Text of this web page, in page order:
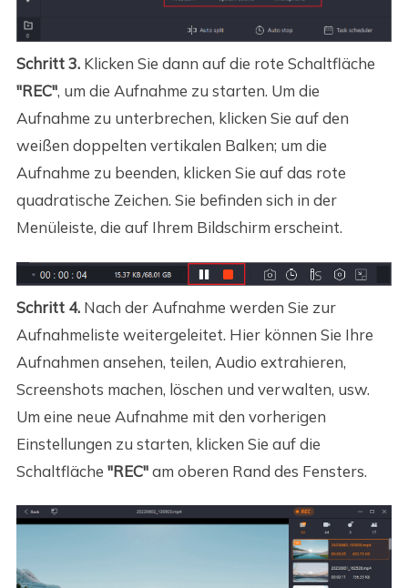
Schritt 3.Klicken Sie dann auf die rote Schaltfläche
"REC", um die Aufnahme zu starten. Um die
Aufnahme zu unterbrechen, klicken Sie auf den
weißen doppelten vertikalen Balken; um die
Aufnahme zu beenden, klicken Sie auf das rote
quadratische Zeichen. Sie befinden sich in der
Menüleiste, die auf Ihrem Bildschirm erscheint.
Schritt 4.Nach der Aufnahme werden Sie zur
Aufnahmeliste weitergeleitet. Hier können Sie Ihre
Aufnahmen ansehen, teilen, Audio extrahieren,
Screenshots machen, löschen und verwalten, usw.
Um eine neue Aufnahme mit den vorherigen
Einstellungen zu starten, klicken Sie auf die
Schaltfläche "REC"am oberen Rand des Fensters.